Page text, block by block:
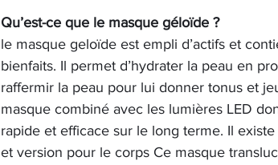
Qu’est-ce que le masque géloïde ?
le masque geloïde est empli d’actifs et
bienfaits. Il permet d’hydrater la peau en
raffermir la peau pour lui donner tonus et
masque combiné avec les lumières LED
rapide et efficace sur le long terme. Il
et version pour le corps Ce masque